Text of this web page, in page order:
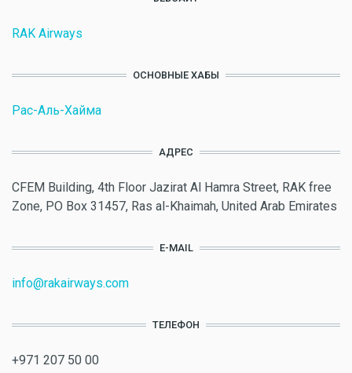
RAK Airways
ОСНОВНЫЕ ХАБЫ
Рас-Аль-Хайма
АДРЕС
CFEM Building, 4th Floor Jazirat Al Hamra Street, RAK free
Zone, PO Box 31457, Ras al-Khaimah, United Arab Emirates
E-MAIL
info@rakairways.com
ТЕЛЕФОН
+971 207 50 00